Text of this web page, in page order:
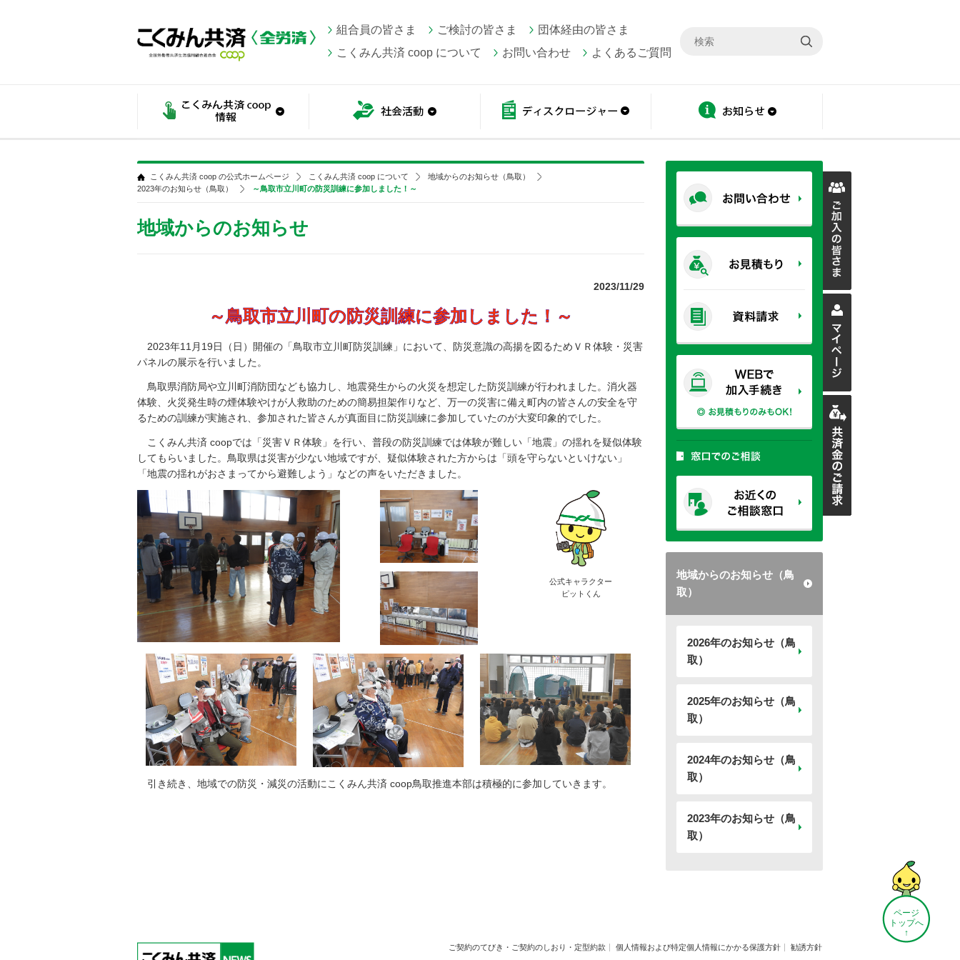
組合員の皆さま ご検討の皆さま
団体経由の皆さま
こくみん共済 coop について
お問い合わせ よくあるご質問
地域からのお知らせ（鳥
取）
2026年のお知らせ（鳥
取）
2025年のお知らせ（鳥
取）
2024年のお知らせ（鳥
取）
2023年のお知らせ（鳥
取）
こくみん共済 coop の公式ホームページ こくみん共済 coop について
地域からのお知らせ（鳥取）
2023年のお知らせ（鳥取）
～鳥取市立川町の防災訓練に参加しました！～
地域からのお知らせ
2023/11/29
～鳥取市立川町の防災訓練に参加しました！～
2023年11月19日（日）開催の「鳥取市立川町防災訓練」において、防災意識の高揚を図るためＶＲ体験・災害
パネルの展示を行いました。
鳥取県消防局や立川町消防団なども協力し、地震発生からの火災を想定した防災訓練が行われました。消火器
体験、火災発生時の煙体験やけが人救助のための簡易担架作りなど、万一の災害に備え町内の皆さんの安全を守
るための訓練が実施され、参加された皆さんが真面目に防災訓練に参加していたのが大変印象的でした。
こくみん共済 coopでは「災害ＶＲ体験」を行い、普段の防災訓練では体験が難しい「地震」の揺れを疑似体験
してもらいました。鳥取県は災害が少ない地域ですが、疑似体験された方からは「頭を守らないといけない」
「地震の揺れがおさまってから避難しよう」などの声をいただきました。
公式キャラクター
ピットくん
引き続き、地域での防災・減災の活動にこくみん共済 coop鳥取推進本部は積極的に参加していきます。
ページ
トップへ
↑
ご契約のてびき・ご契約のしおり・定型約款 個人情報および特定個人情報にかかる保護方針 勧誘方針